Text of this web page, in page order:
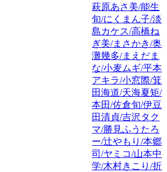
萩原あさ美/能生
旬/にくまん子/淡
島カケス/高橋ね
ぎ美/まさかき/奥
灘幾多/まえだま
な/小麦ムギ/平本
アキラ/小窓際/箕
田海道/天海夏矩/
本田/佐倉旬/伊豆
田清貞/吉沢タク
マ/勝見ふうたろ
ー/辻やもり/本郷
司/ヤミコ/山本中
学/木村きこり/折